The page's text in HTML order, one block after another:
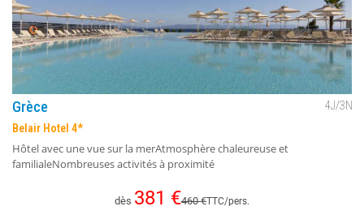
Grèce 4J/3N
Belair Hotel 4*
Hôtel avec une vue sur la merAtmosphère chaleureuse et
familialeNombreuses activités à proximité
dès 381 €460€TTC/pers.